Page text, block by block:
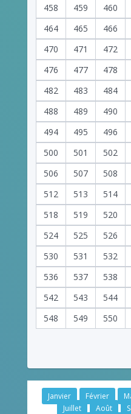
458 459 460
464
465 466
470
471 472
476
477 478
482
483 484
488
489 490
494
495 496
500
501 502
506
507 508
512
513 514
518
519 520
524
525 526
530
531 532
536
537 538
542
543 544
548
549 550
Janvier Février
Juillet
Août